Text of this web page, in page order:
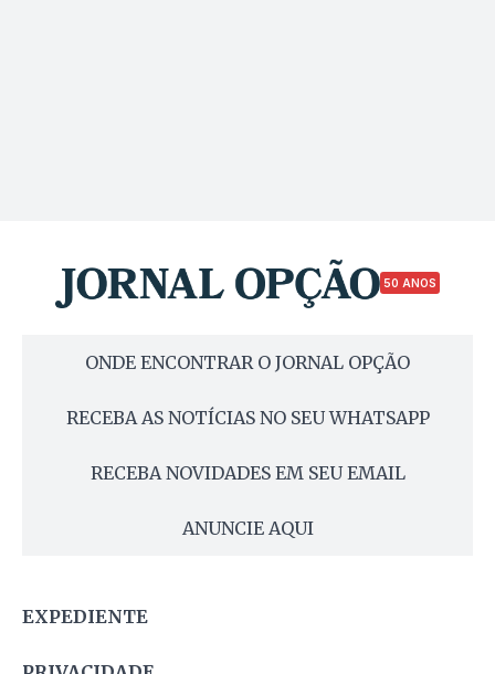
50 ANOS
ONDE ENCONTRAR O JORNAL OPÇÃO
RECEBA AS NOTÍCIAS NO SEU WHATSAPP
RECEBA NOVIDADES EM SEU EMAIL
ANUNCIE AQUI
EXPEDIENTE